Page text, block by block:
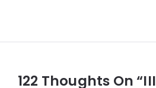
122 Thoughts On “III